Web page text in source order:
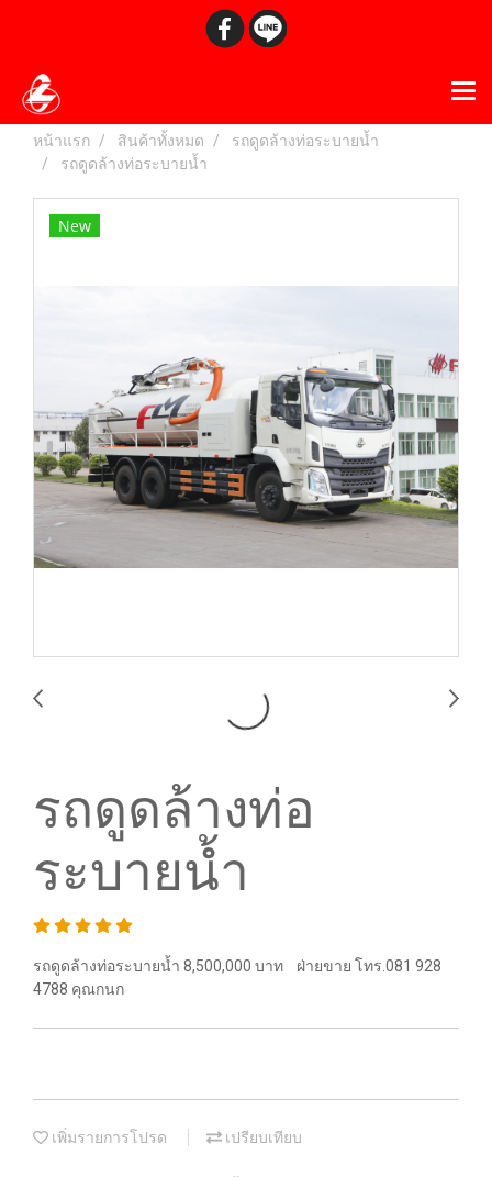
หน้าแรก สินค้าทั้งหมด
รถดูดล้างท่อระบายน้ำ
รถดูดล้างท่อระบายน้ำ
New
รถดูดล้างท่อ
ระบายน้ำ
รถดูดล้างท่อระบายน้ำ 8,500,000 บาท ฝ่ายขาย โทร.081 928
4788 คุณกนก
เพิ่มรายการโปรด เปรียบเทียบ